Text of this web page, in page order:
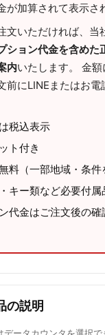
が加算されて表示さ
文いただければ、当
ション代金を含めた
内いたします。 金
前にLINEまたはお電
税込表示
ト付き
料（一部地域・条件
キー類など必要付属
代金はご注文後の
の説明
データカウンタを選択